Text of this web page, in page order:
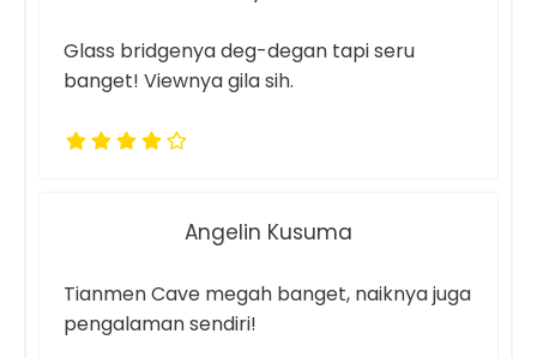
Glass bridgenya deg-degan tapi seru
banget! Viewnya gila sih.
Angelin Kusuma
Tianmen Cave megah banget, naiknya juga
pengalaman sendiri!